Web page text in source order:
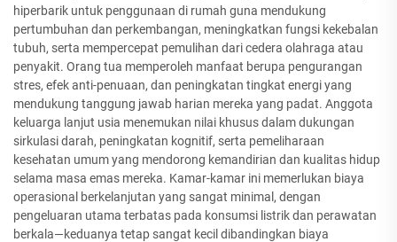
hiperbarik untuk penggunaan di rumah guna mendukung
pertumbuhan dan perkembangan, meningkatkan fungsi kekebalan
tubuh, serta mempercepat pemulihan dari cedera olahraga atau
penyakit. Orang tua memperoleh manfaat berupa pengurangan
stres, efek anti-penuaan, dan peningkatan tingkat energi yang
mendukung tanggung jawab harian mereka yang padat. Anggota
keluarga lanjut usia menemukan nilai khusus dalam dukungan
sirkulasi darah, peningkatan kognitif, serta pemeliharaan
kesehatan umum yang mendorong kemandirian dan kualitas hidup
selama masa emas mereka. Kamar-kamar ini memerlukan biaya
operasional berkelanjutan yang sangat minimal, dengan
pengeluaran utama terbatas pada konsumsi listrik dan perawatan
berkala—keduanya tetap sangat kecil dibandingkan biaya